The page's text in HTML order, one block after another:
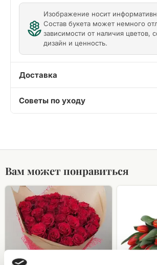
Изображение носит
Состав букета может немного
зависимости от наличия цветов,
дизайн и ценность.
Доставка
Советы по уходу
Вам может понравиться
Букет
красных
60см)
роз
Букет
тюльпанов